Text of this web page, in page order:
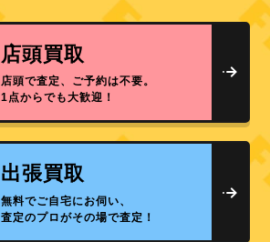
店頭買取
店頭で査定、ご予約は不要。
1点からでも大歓迎！
出張買取
無料でご自宅にお伺い、
査定のプロがその場で査定！